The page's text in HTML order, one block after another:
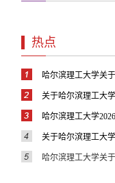
热点
哈尔滨理工大学关
关于哈尔滨理工大
哈尔滨理工大学
关于哈尔滨理工大
哈尔滨理工大学关